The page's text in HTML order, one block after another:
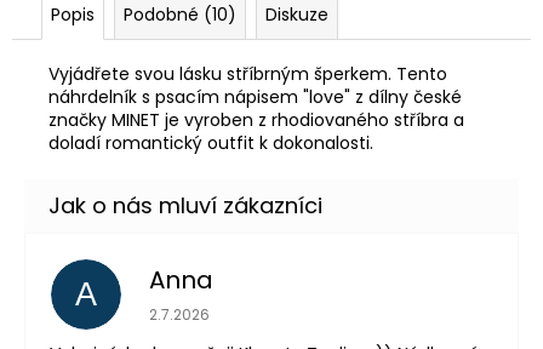
Popis Podobné (10) Diskuze
Vyjádřete svou lásku stříbrným šperkem. Tento
náhrdelník s psacím nápisem "love" z dílny české
značky MINET je vyroben z rhodiovaného stříbra a
doladí romantický outfit k dokonalosti.
A Anna
Hodnocení obchodu je 5 z 5 hvězdiček.
2.7.2026